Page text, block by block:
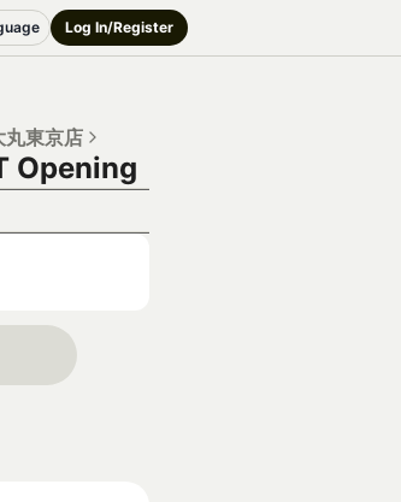
Log In/Register
丸東京店
Opening